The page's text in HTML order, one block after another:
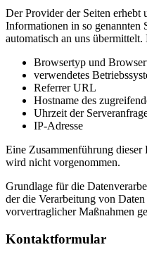
Der Provider der Seiten erhebt
Informationen in so
automatisch an uns übermittelt.
Browsertyp und
verwendetes
Referrer URL
Hostname des
Uhrzeit der
IP-Adresse
Eine Zusammenführung dieser
wird nicht vorgenommen.
Grundlage für die
der die Verarbeitung von
vorvertraglicher Maßnahmen
Kontaktformular